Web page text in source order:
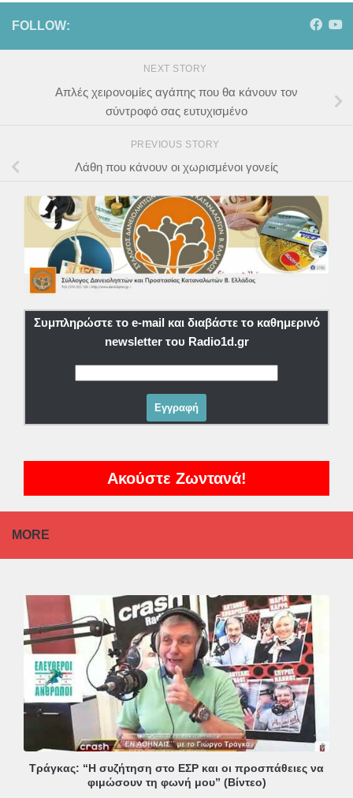
FOLLOW:
NEXT STORY
Απλές χειρονομίες αγάπης που θα κάνουν τον
σύντροφό σας ευτυχισμένο
PREVIOUS STORY
Λάθη που κάνουν οι χωρισμένοι γονείς
Συμπληρώστε το e-mail και διαβάστε το καθημερινό
newsletter του Radio1d.gr
Ακούστε Ζωντανά!
MORE
Τράγκας: “Η συζήτηση στο ΕΣΡ και οι προσπάθειες να
φιμώσουν τη φωνή μου” (Βίντεο)